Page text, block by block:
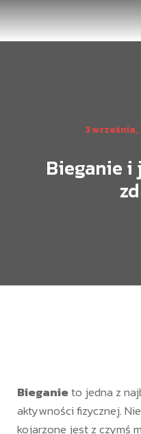
3 września,
Bieganie i
Bieganieto jedna z
aktywności fizycznej.
kojarzone jest z czymś